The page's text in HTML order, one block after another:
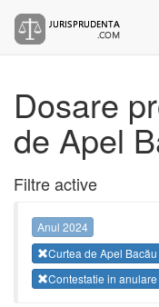
Dosare
de Apel
Filtre active
Anul 2024
Curtea de Apel Bacău
Contestatie in anulare